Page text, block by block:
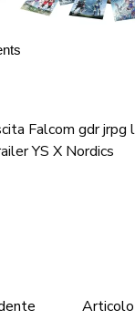
Falcom gdrjrpg
YS X Nordics
Articolo